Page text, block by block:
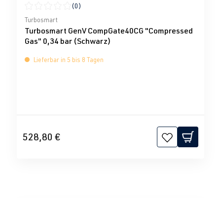
Durchschnittliche Bewertung von 0 von 5 Sternen
(0)
Turbosmart
Turbosmart GenV CompGate40CG "Compressed
Gas" 0,34 bar (Schwarz)
Lieferbar in 5 bis 8 Tagen
528,80 €